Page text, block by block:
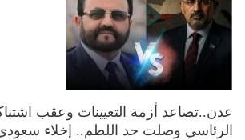
عدن..تصاعد أزمة التعيينات وعقب
الرئاسي وصلت حد اللطم.. إخلاء